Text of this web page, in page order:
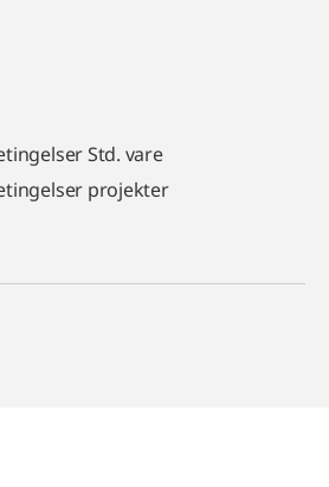
Std. vare
projekter